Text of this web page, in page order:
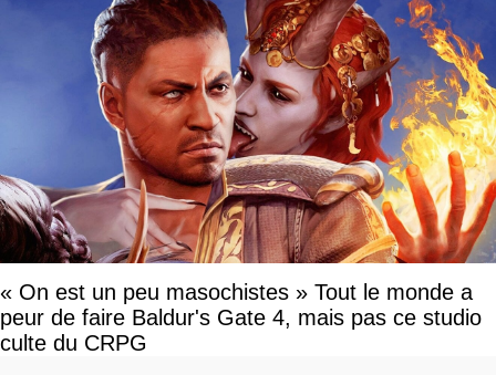
« On est un peu masochistes » Tout le monde a
peur de faire Baldur's Gate 4, mais pas ce studio
culte du CRPG